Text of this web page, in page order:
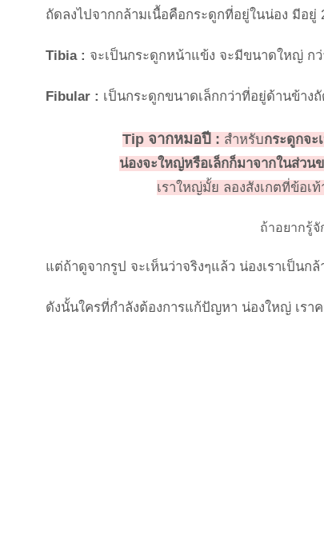
ถัดลงไปจากกล้ามเนื้อคือกระดูกที่อยู่ในน่อง มีอยู่
Tibia : จะเป็นกระดูกหน้าแข้ง จะมีขนาดใหญ่ กว่
Fibular : เป็นกระดูกขนาดเล็กกว่าที่อยู่ด้านข้าง
Tip จากหมอปี : สำหรับกระดูกจะ
น่องจะใหญ่หรือเล็กก็มาจากในส่วน
เราใหญ่มั้ย ลองสังเกตที่ข้อเ
ถ้าอยากรู้จั
แต่ถ้าดูจากรูป จะเห็นว่าจริงๆแล้ว น่องเราเป็น
ดังนั้นใครที่กำลังต้องการแก้ปัญหา น่องใหญ่ เรา